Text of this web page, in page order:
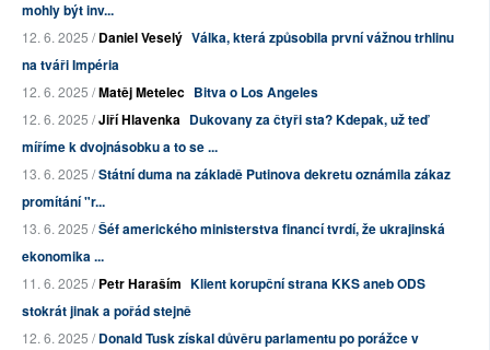
mohly být inv...
12. 6. 2025 /Daniel Veselý Válka, která způsobila první vážnou trhlinu
na tváři Impéria
12. 6. 2025 /Matěj Metelec Bitva o Los Angeles
12. 6. 2025 /Jiří Hlavenka Dukovany za čtyři sta? Kdepak, už teď
míříme k dvojnásobku a to se ...
13. 6. 2025 /Státní duma na základě Putinova dekretu oznámila zákaz
promítání "r...
13. 6. 2025 /Šéf amerického ministerstva financí tvrdí, že ukrajinská
ekonomika ...
11. 6. 2025 /Petr Haraším Klient korupční strana KKS aneb ODS
stokrát jinak a pořád stejně
12. 6. 2025 /Donald Tusk získal důvěru parlamentu po porážce v